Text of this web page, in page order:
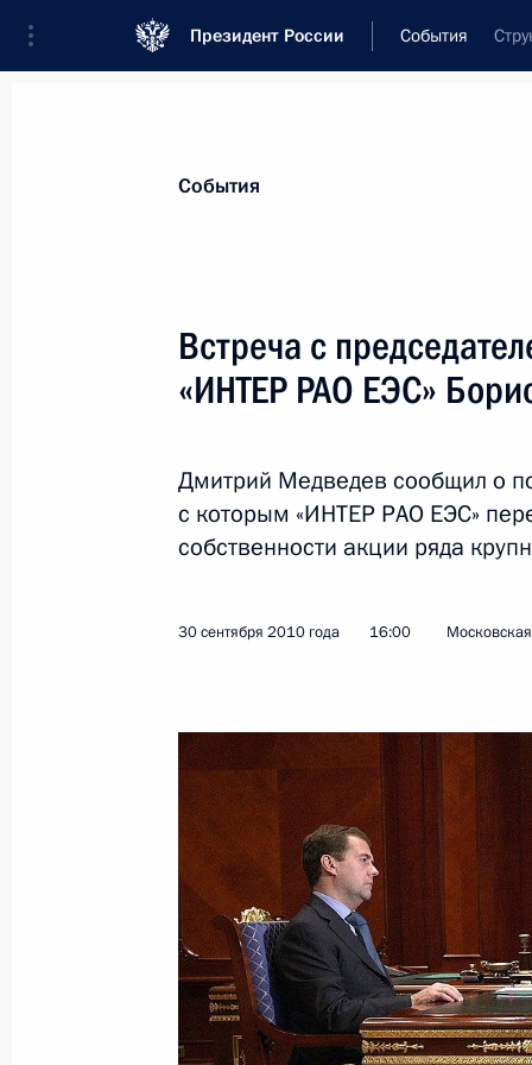
Президент России События
Новости
Послания Федеральному Собранию
Заявления по важнейшим вопросам
Речи и обращения
ордена Дружбы
7 октября 2010 года, 15:30 Кипр
Опубликовано обращение
кипрской газеты «Филэлефтерос»
7 октября 2010 года, 10:00
События
Встреча с
«ИНТЕР РАО ЕЭС»
Дмитрий Медведев сообщил о
с которым «ИНТЕР РАО ЕЭС»
собственности акции ряда
30 сентября 2010 года 16:00